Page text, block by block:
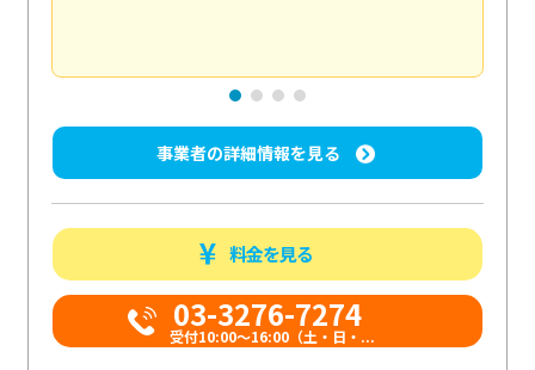
事業者の詳細情報を見る
料金を見る
03-3276-7274
受付10:00〜16:00（土・日・...